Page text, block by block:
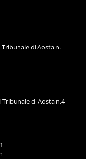
di Aosta n.
di Aosta n.4